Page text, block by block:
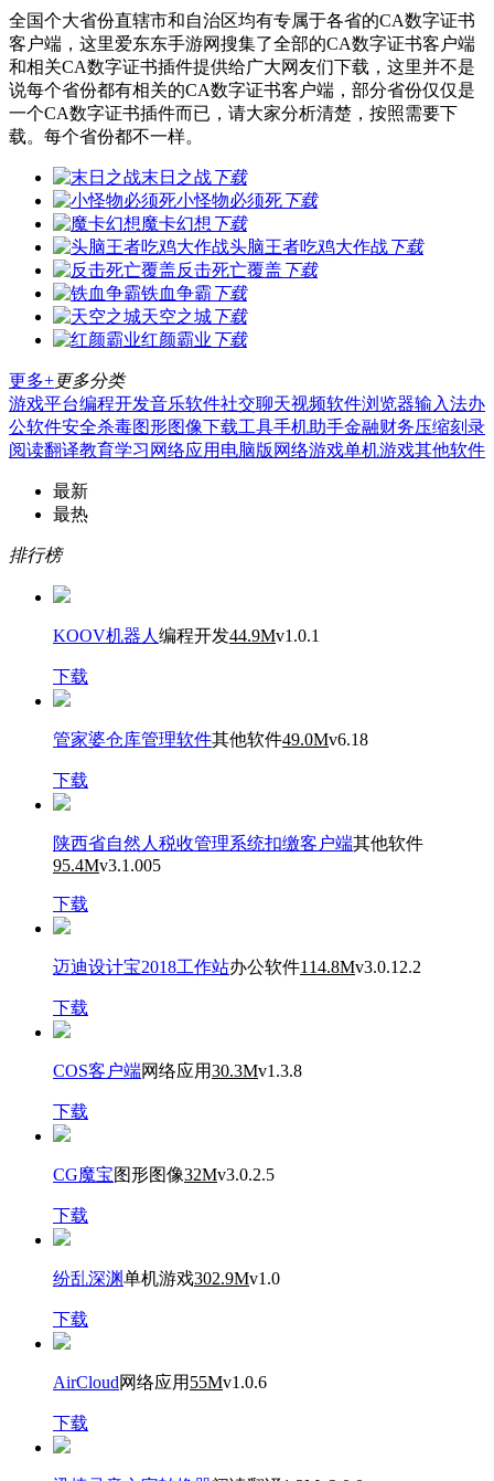
全国个大省份直辖市和自治区均有专属于各省的CA数字证书
客户端，这里爱东东手游网搜集了全部的CA数字证书客户端
和相关CA数字证书插件提供给广大网友们下载，这里并不是
说每个省份都有相关的CA数字证书客户端，部分省份仅仅是
一个CA数字证书插件而已，请大家分析清楚，按照需要下
载。每个省份都不一样。
末日之战下载
小怪物必须死下载
魔卡幻想 下载
头脑王者吃鸡大作战下载
反击死亡覆盖 下载
铁血争霸 下载
天空之城下载
红颜霸业 下载
更多+更多分类
游戏平台编程开发音乐软件社交聊天视频软件浏览器输入法办
公软件安全杀毒图形图像下载工具手机助手金融财务压缩刻录
阅读翻译教育学习 网络应用 电脑版 网络游戏单机游戏其他软件
最新
最热
排行榜
KOOV机器人 编程开发44.9Mv1.0.1
下载
管家婆仓库管理软件其他软件49.0Mv6.18
下载
陕西省自然人税收管理系统扣缴客户端其他软件
95.4Mv3.1.005
下载
迈迪设计宝2018工作站办公软件114.8Mv3.0.12.2
下载
COS客户端网络应用30.3Mv1.3.8
下载
CG魔宝图形图像32Mv3.0.2.5
下载
纷乱深渊单机游戏302.9Mv1.0
下载
AirCloud网络应用 55Mv1.0.6
下载